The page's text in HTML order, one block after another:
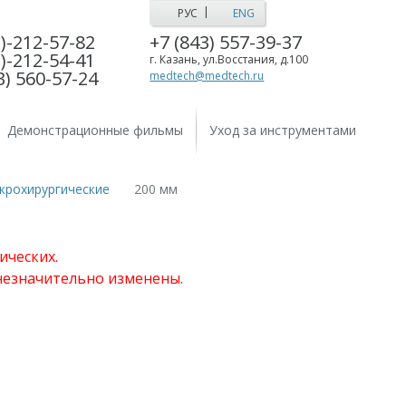
212-57-82
212-54-41
560-57-24
РУС | ENG
+7 (843) 557-39-37
г. Казань, ул.Восстания, д.100
medtech@medtech.ru
Демонстрационные фильмы Уход за инструментами
200 мм
изменены.